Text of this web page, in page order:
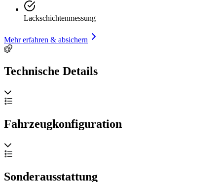
Lackschichtenmessung
Mehr erfahren & absichern
Technische Details
Fahrzeugkonfiguration
Sonderausstattung